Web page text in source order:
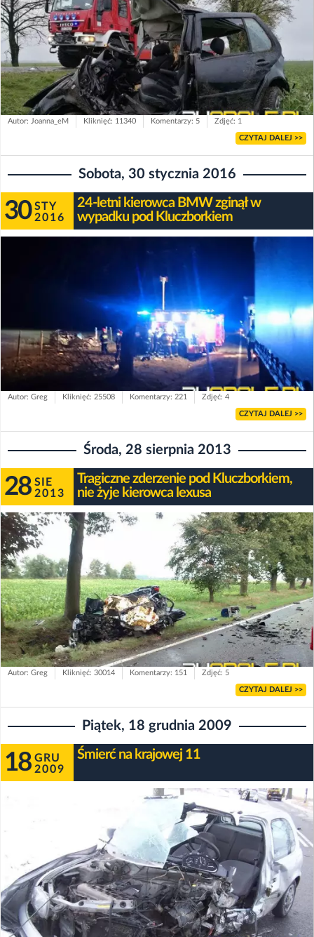
Autor: Joanna_eM Kliknięć: 11340 Komentarzy: 5 Zdjęć: 1
CZYTAJ DALEJ >>
Sobota, 30 stycznia 2016
30 STY
2016
24-letni kierowca BMW zginął w
wypadku pod Kluczborkiem
Autor: Greg Kliknięć: 25508 Komentarzy: 221 Zdjęć: 4
CZYTAJ DALEJ >>
Środa, 28 sierpnia 2013
28 SIE
2013
Tragiczne zderzenie pod Kluczborkiem,
nie żyje kierowca lexusa
Autor: Greg Kliknięć: 30014 Komentarzy: 151 Zdjęć: 5
CZYTAJ DALEJ >>
Piątek, 18 grudnia 2009
18 GRU
2009
Śmierć na krajowej 11